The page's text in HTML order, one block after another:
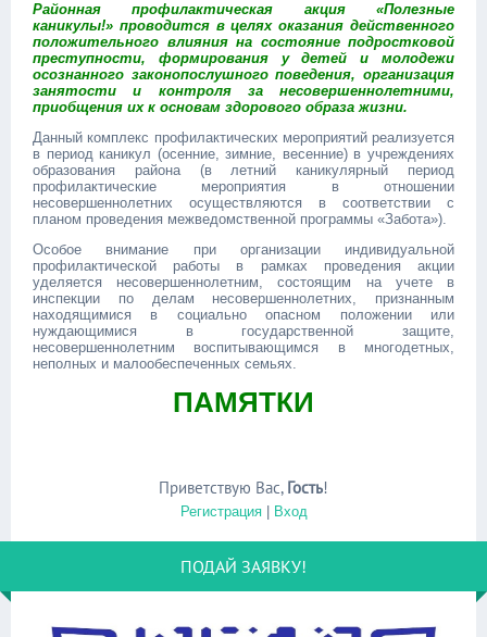
Районная профилактическая акция «Полезные
каникулы!» проводится в целях оказания действенного
положительного влияния на состояние подростковой
преступности, формирования у детей и молодежи
осознанного законопослушного поведения, организация
занятости и контроля за несовершеннолетними,
приобщения их к основам здорового образа жизни.
Данный комплекс профилактических мероприятий реализуется
в период каникул (осенние, зимние, весенние) в учреждениях
образования района (в летний каникулярный период
профилактические мероприятия в отношении
несовершеннолетних осуществляются в соответствии с
планом проведения межведомственной программы «Забота»).
Особое внимание при организации индивидуальной
профилактической работы в рамках проведения акции
уделяется несовершеннолетним, состоящим на учете в
инспекции по делам несовершеннолетних, признанным
находящимися в социально опасном положении или
нуждающимися в государственной защите,
несовершеннолетним воспитывающимся в многодетных,
неполных и малообеспеченных семьях.
ПАМЯТКИ
Приветствую Вас, Гость!
Регистрация| Вход
ПОДАЙ ЗАЯВКУ!